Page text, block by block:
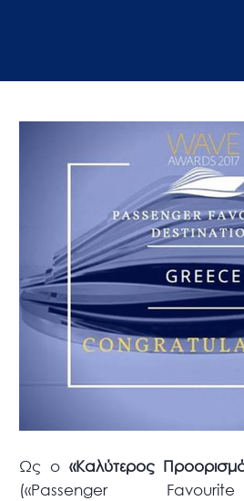
Ως ο «Καλύτερος
(«Passenger